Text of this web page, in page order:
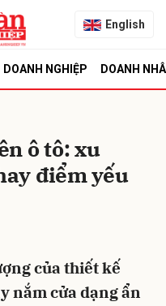
English
DOANH NGHIỆP DOANH
ô tô: xu
điểm yếu
của thiết kế
nắm cửa dạng ẩn
Hủy